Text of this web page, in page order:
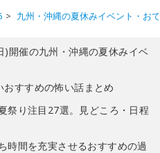
九州・沖縄の夏休みイベント・お
開催の九州・沖縄の夏休みイベ
おすすめの怖い話まとめ
祭り注目27選。見どころ・日程
時間を充実させるおすすめの過